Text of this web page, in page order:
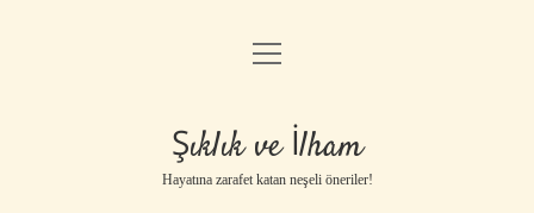
Anasayfa
Gizlilik Politikası
Yasal Uyarı
menüyü
Şıklık ve İlham
Hayatına zarafet katan neşeli öneriler!